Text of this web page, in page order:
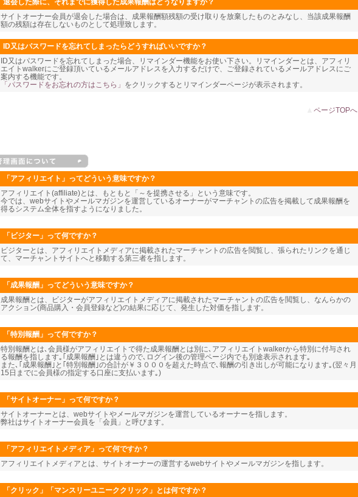
退会した際に、それまでに獲得した成果報酬はどうなりますか？
サイトオーナー会員が退会した場合は、成果報酬額残額の受け取りを放棄したものとみなし、当該成果報酬
額の残額は存在しないものとして処理致します。
ID又はパスワードを忘れてしまったらどうすればいいですか？
ID又はパスワードを忘れてしまった場合、リマインダー機能をお使い下さい。リマインダーとは、アフィリ
エイトwalkerにご登録頂いているメールアドレスを入力するだけで、ご登録されているメールアドレスにご
案内する機能です。
「パスワードをお忘れの方はこちら」 をクリックするとリマインダーページが表示されます。
ページTOPへ
「アフィリエイト」ってどういう意味ですか？
アフィリエイト(affiliate)とは、もともと「～を提携させる」という意味です。
今では、webサイトやメールマガジンを運営しているオーナーがマーチャントの広告を掲載して成果報酬を
得るシステム全体を指すようになりました。
「ビジター」って何ですか？
ビジターとは、アフィリエイトメディアに掲載されたマーチャントの広告を閲覧し、張られたリンクを通じ
て、マーチャントサイトへと移動する第三者を指します。
「成果報酬」ってどういう意味ですか？
成果報酬とは、ビジターがアフィリエイトメディアに掲載されたマーチャントの広告を閲覧し、なんらかの
アクション(商品購入・会員登録など)の結果に応じて、発生した対価を指します。
「特別報酬」って何ですか？
特別報酬とは､会員様がアフィリエイトで得た成果報酬とは別に､アフィリエイトwalkerから特別に付与され
る報酬を指します｡｢成果報酬｣とは違うので､ログイン後の管理ページ内でも別途表示されます｡
また､｢成果報酬｣と｢特別報酬｣の合計が￥３０００を超えた時点で､報酬の引き出しが可能になります｡(翌々月
15日までに会員様の指定する口座に支払います｡)
「サイトオーナー」って何ですか？
サイトオーナーとは、webサイトやメールマガジンを運営しているオーナーを指します。
弊社はサイトオーナー会員を「会員」と呼びます。
「アフィリエイトメディア」って何ですか？
アフィリエイトメディアとは、サイトオーナーの運営するwebサイトやメールマガジンを指します。
「クリック」「マンスリーユニーククリック」とは何ですか？